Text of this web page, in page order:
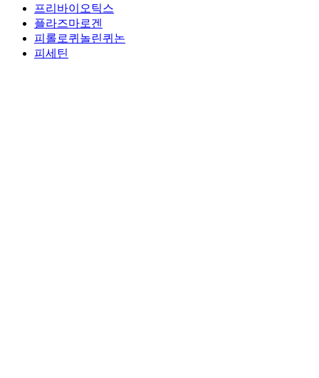
프리바이오틱스
플라즈마로겐
피롤로퀴놀린퀴논
피세틴